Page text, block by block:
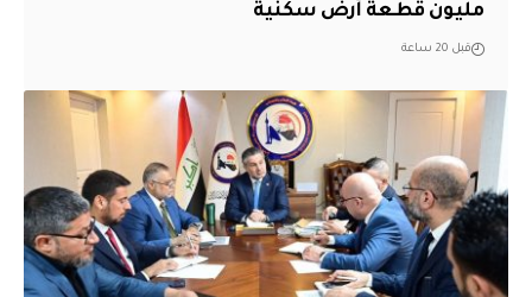
مليون قطعة أرض سكنية
قبل 20 ساعة